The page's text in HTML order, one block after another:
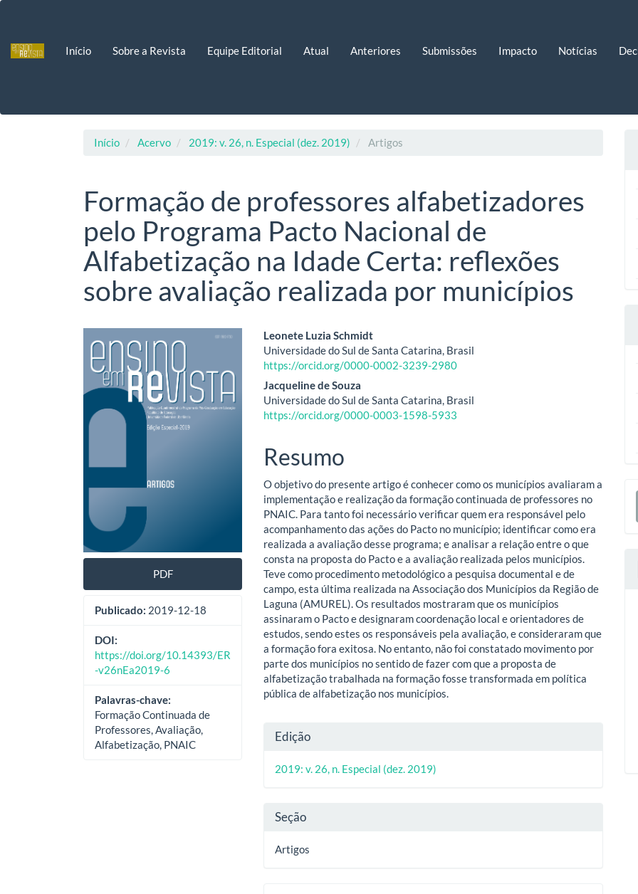
principalInício Sobre a Revista Equipe Editorial Atual Anteriores Submissões Impacto Notícias
Início Acervo 2019: v. 26, n. Especial (dez. 2019) Artigos
Formação de professores alfabetizadores
pelo Programa Pacto Nacional de
Alfabetização na Idade Certa: reflexões
sobre avaliação realizada por municípios
Barra
lateral
de
artigos
PDF
Publicado: 2019-12-18
DOI:
https://doi.org/10.14393/ER
-v26nEa2019-6
Palavras-chave:
Formação Continuada de
Professores, Avaliação,
Alfabetização, PNAIC
Conteúdo
do
artigo
principal
Leonete Luzia Schmidt
Universidade do Sul de Santa Catarina, Brasil
https://orcid.org/0000-0002-3239-2980
Jacqueline de Souza
Universidade do Sul de Santa Catarina, Brasil
https://orcid.org/0000-0003-1598-5933
Resumo
O objetivo do presente artigo é conhecer como os municípios avaliaram a
implementação e realização da formação continuada de professores no
PNAIC. Para tanto foi necessário verificar quem era responsável pelo
acompanhamento das ações do Pacto no município; identificar como era
realizada a avaliação desse programa; e analisar a relação entre o que
consta na proposta do Pacto e a avaliação realizada pelos municípios.
Teve como procedimento metodológico a pesquisa documental e de
campo, esta última realizada na Associação dos Municípios da Região de
Laguna (AMUREL). Os resultados mostraram que os municípios
assinaram o Pacto e designaram coordenação local e orientadores de
estudos, sendo estes os responsáveis pela avaliação, e consideraram que
a formação fora exitosa. No entanto, não foi constatado movimento por
parte dos municípios no sentido de fazer com que a proposta de
alfabetização trabalhada na formação fosse transformada em política
pública de alfabetização nos municípios.
Detalhes
do
Edição
2019: v. 26, n. Especial (dez. 2019)
Seção
Artigos